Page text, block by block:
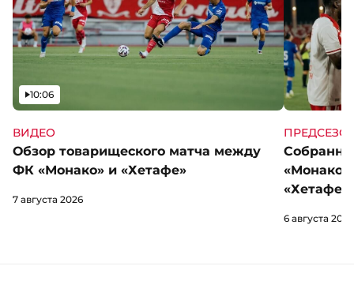
ВИДЕО
Обзор товарищеского матча между
ФК «Монако» и «Хетафе»
Видео
10:06
7 августа 2026
«Хетафе»
6 августа 2026